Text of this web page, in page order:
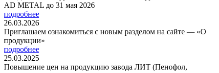
AD METAL до 31 мая 2026
подробнее
26.03.2026
Приглашаем ознакомиться с новым разделом на сайте — «О
продукции»
подробнее
25.03.2025
Повышение цен на продукцию завода ЛИТ (Пенофол,